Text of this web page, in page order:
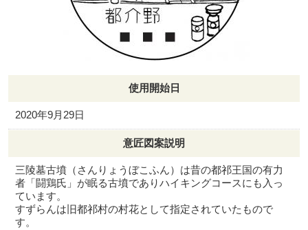
使用開始日
2020年9月29日
意匠図案説明
三陵墓古墳（さんりょうぼこふん）は昔の都祁王国の有力
者「闘鶏氏」が眠る古墳でありハイキングコースにも入っ
ています。
すずらんは旧都祁村の村花として指定されていたもので
す。